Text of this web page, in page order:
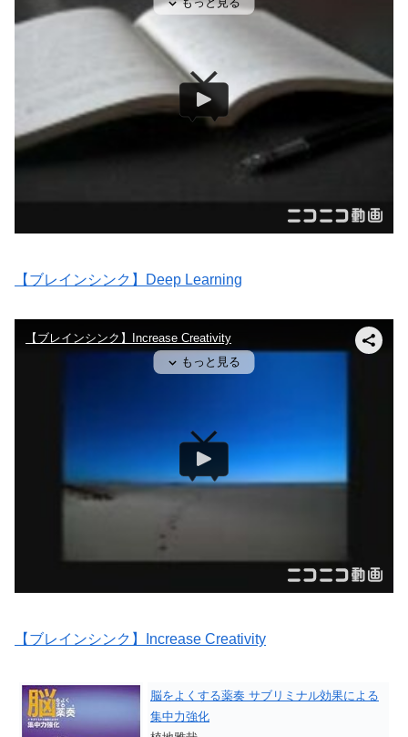
【ブレインシンク】Deep Learning
【ブレインシンク】Increase Creativity
脳をよくする薬奏 サブリミナル効果による
集中力強化